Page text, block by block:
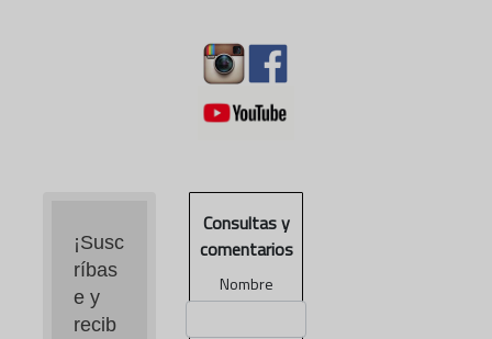
¡Susc
ríbas
e y
recib
Consultas y
comentarios
Nombre